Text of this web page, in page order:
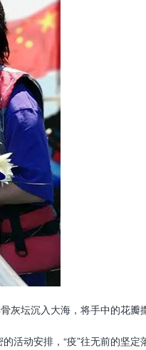
灰坛沉入大海，将手中的花瓣
活动安排，“疫”往无前的坚定